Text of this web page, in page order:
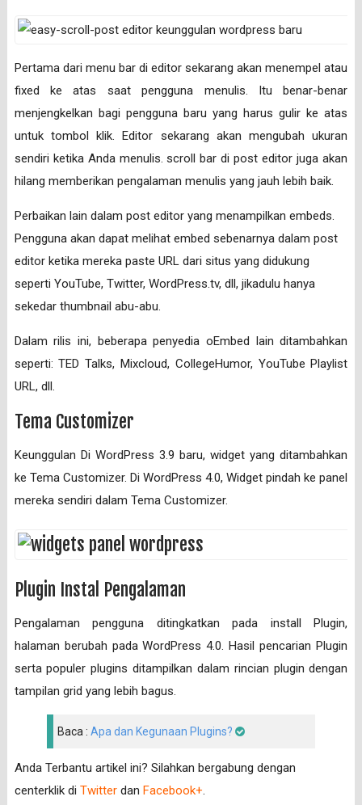
Pertama dari menu bar di editor sekarang akan menempel atau
fixed ke atas saat pengguna menulis. Itu benar-benar
menjengkelkan bagi pengguna baru yang harus gulir ke atas
untuk tombol klik. Editor sekarang akan mengubah ukuran
sendiri ketika Anda menulis. scroll bar di post editor juga akan
hilang memberikan pengalaman menulis yang jauh lebih baik.
Perbaikan lain dalam post editor yang menampilkan embeds.
Pengguna akan dapat melihat embed sebenarnya dalam post
editor ketika mereka paste URL dari situs yang didukung
seperti YouTube, Twitter, WordPress.tv, dll, jikadulu hanya
sekedar thumbnail abu-abu.
Dalam rilis ini, beberapa penyedia oEmbed lain ditambahkan
seperti: TED Talks, Mixcloud, CollegeHumor, YouTube Playlist
URL, dll.
Tema Customizer
Keunggulan Di WordPress 3.9 baru, widget yang ditambahkan
ke Tema Customizer. Di WordPress 4.0, Widget pindah ke panel
mereka sendiri dalam Tema Customizer.
Plugin Instal Pengalaman
Pengalaman pengguna ditingkatkan pada install Plugin,
halaman berubah pada WordPress 4.0. Hasil pencarian Plugin
serta populer plugins ditampilkan dalam rincian plugin dengan
tampilan grid yang lebih bagus.
Baca : Apa dan Kegunaan Plugins?
Anda Terbantu artikel ini? Silahkan bergabung dengan
centerklik di Twitterdan Facebook+.